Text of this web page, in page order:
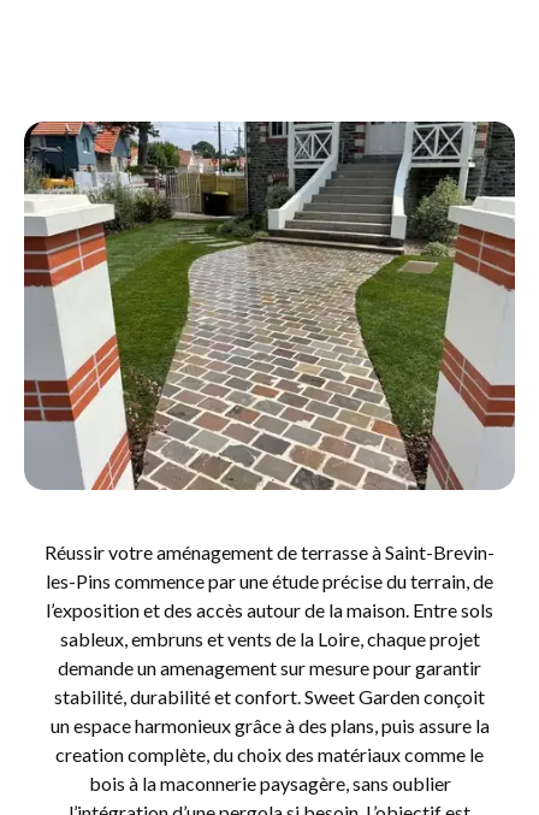
Réussir votre aménagement de terrasse à Saint-Brevin-
les-Pins commence par une étude précise du terrain, de
l’exposition et des accès autour de la maison. Entre sols
sableux, embruns et vents de la Loire, chaque projet
demande un amenagement sur mesure pour garantir
stabilité, durabilité et confort. Sweet Garden conçoit
un espace harmonieux grâce à des plans, puis assure la
creation complète, du choix des matériaux comme le
bois à la maconnerie paysagère, sans oublier